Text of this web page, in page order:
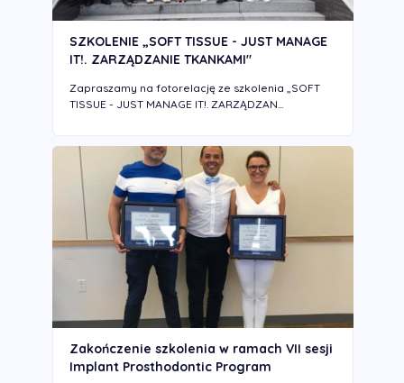
SZKOLENIE „SOFT TISSUE - JUST MANAGE
IT!. ZARZĄDZANIE TKANKAMI"
Zapraszamy na fotorelację ze szkolenia „SOFT
TISSUE - JUST MANAGE IT!. ZARZĄDZAN...
Zakończenie szkolenia w ramach VII sesji
Implant Prosthodontic Program